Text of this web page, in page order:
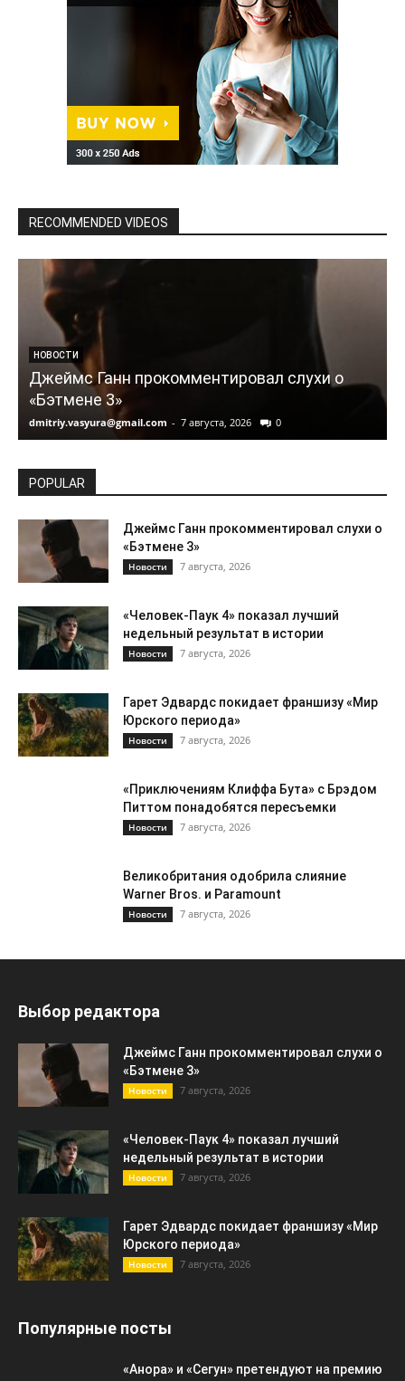
RECOMMENDED VIDEOS
НОВОСТИ
Джеймс Ганн прокомментировал слухи о
«Бэтмене 3»
dmitriy.vasyura@gmail.com - 7 августа, 2026 0
POPULAR
Джеймс Ганн прокомментировал слухи о
«Бэтмене 3»
Новости 7 августа, 2026
«Человек-Паук 4» показал лучший
недельный результат в истории
Новости 7 августа, 2026
Гарет Эдвардс покидает франшизу «Мир
Юрского периода»
Новости 7 августа, 2026
«Приключениям Клиффа Бута» с Брэдом
Питтом понадобятся пересъемки
Новости 7 августа, 2026
Великобритания одобрила слияние
Warner Bros. и Paramount
Новости 7 августа, 2026
Выбор редактора
Джеймс Ганн прокомментировал слухи о
«Бэтмене 3»
Новости 7 августа, 2026
«Человек-Паук 4» показал лучший
недельный результат в истории
Новости 7 августа, 2026
Гарет Эдвардс покидает франшизу «Мир
Юрского периода»
Новости 7 августа, 2026
Популярные посты
«Анора» и «Сегун» претендуют на премию